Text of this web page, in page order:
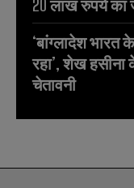
20 लाख रुपये का
‘बांग्लादेश भारत
रहा’, शेख
चेतावनी